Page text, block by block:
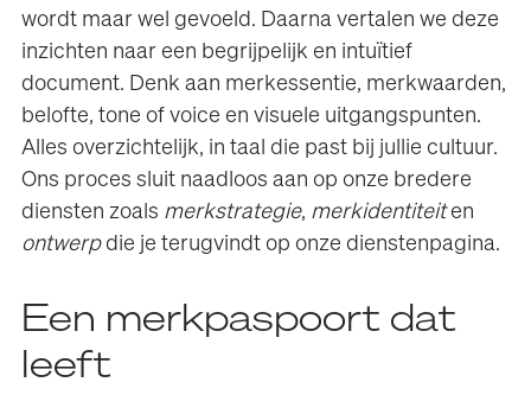
wordt maar wel gevoeld. Daarna vertalen we deze
inzichten naar een begrijpelijk en intuïtief
document. Denk aan merkessentie, merkwaarden,
belofte, tone of voice en visuele uitgangspunten.
Alles overzichtelijk, in taal die past bij jullie cultuur.
Ons proces sluit naadloos aan op onze bredere
diensten zoals merkstrategie, merkidentiteiten
ontwerpdie je terugvindt op onze dienstenpagina.
Een merkpaspoort dat
leeft